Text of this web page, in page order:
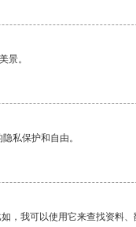
景。
私保护和自由。
，我可以使用它来查找资料、